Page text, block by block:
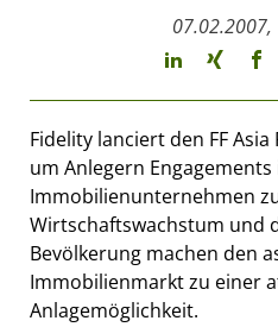
Fidelity lanciert den FF
um Anlegern
Immobilienunternehmen
Wirtschaftswachstum und
Bevölkerung machen den
Immobilienmarkt zu einer
Anlagemöglichkeit.